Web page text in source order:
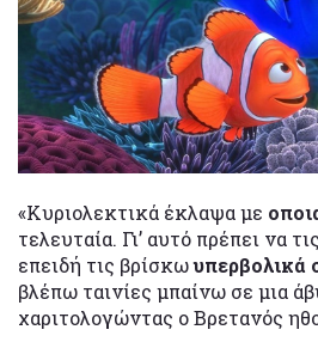
«Κυριολεκτικά έκλαψα με
τελευταία. Γι’ αυτό πρέπει να τις
επειδή τις βρίσκωυπερβολικά
βλέπω ταινίες μπαίνω σε μια
χαριτολογώντας ο Βρετανός